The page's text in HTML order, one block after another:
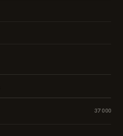
37 000